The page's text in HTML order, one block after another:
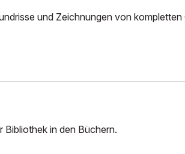
und Zeichnungen von kompletten
Bibliothek in den Büchern.